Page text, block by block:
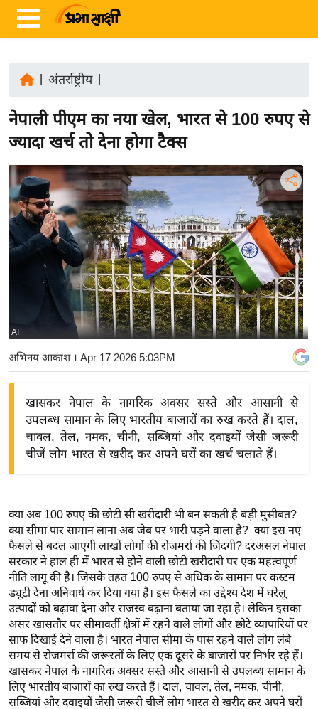
ज़ा
ख
र
रा
ष्ट्री
य
य
बि
ज़
द्यो
ग
त
वि
शे
ष
ज्ञ
रा
य
ब
ज
ट
अंतर्राष्ट्रीय|
नेपाली पीएम का नया खेल, भारत से 100 रुपए से
ज्यादा खर्च तो देना होगा टैक्स
AI
अभिनय आकाश। Apr 17 2026 5:03PM
खासकर नेपाल के नागरिक अक्सर सस्ते और आसानी से
उपलब्ध सामान के लिए भारतीय बाजारों का रुख करते हैं। दाल,
चावल, तेल, नमक, चीनी, सब्जियां और दवाइयों जैसी जरूरी
चीजें लोग भारत से खरीद कर अपने घरों का खर्च चलाते हैं।
क्या अब 100 रुपए की छोटी सी खरीदारी भी बन सकती है बड़ी मुसीबत?
क्या सीमा पार सामान लाना अब जेब पर भारी पड़ने वाला है? क्या इस नए
फैसले से बदल जाएगी लाखों लोगों की रोजमर्रा की जिंदगी? दरअसल नेपाल
सरकार ने हाल ही में भारत से होने वाली छोटी खरीदारी पर एक महत्वपूर्ण
नीति लागू की है। जिसके तहत 100 रुपए से अधिक के सामान पर कस्टम
ड्यूटी देना अनिवार्य कर दिया गया है। इस फैसले का उद्देश्य देश में घरेलू
उत्पादों को बढ़ावा देना और राजस्व बढ़ाना बताया जा रहा है। लेकिन इसका
असर खासतौर पर सीमावर्ती क्षेत्रों में रहने वाले लोगों और छोटे व्यापारियों पर
साफ दिखाई देने वाला है। भारत नेपाल सीमा के पास रहने वाले लोग लंबे
समय से रोजमर्रा की जरूरतों के लिए एक दूसरे के बाजारों पर निर्भर रहे हैं।
खासकर नेपाल के नागरिक अक्सर सस्ते और आसानी से उपलब्ध सामान के
लिए भारतीय बाजारों का रुख करते हैं। दाल, चावल, तेल, नमक, चीनी,
सब्जियां और दवाइयों जैसी जरूरी चीजें लोग भारत से खरीद कर अपने घरों